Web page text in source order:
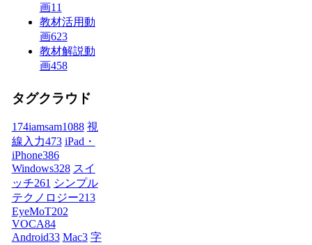
画11
教材活用動
画623
教材解説動
画458
タグクラウド
174iamsam1088 視
線入力473 iPad・
iPhone386
Windows328 スイ
ッチ261 シンプル
テクノロジー213
EyeMoT202
VOCA84
Android33 Mac3 字